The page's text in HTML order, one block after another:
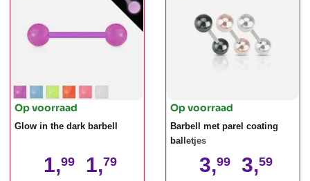
Op voorraad
Glow in the dark barbell
1,99 1,79
Op voorraad
Barbell met parel coating
balletjes
3,99 3,59